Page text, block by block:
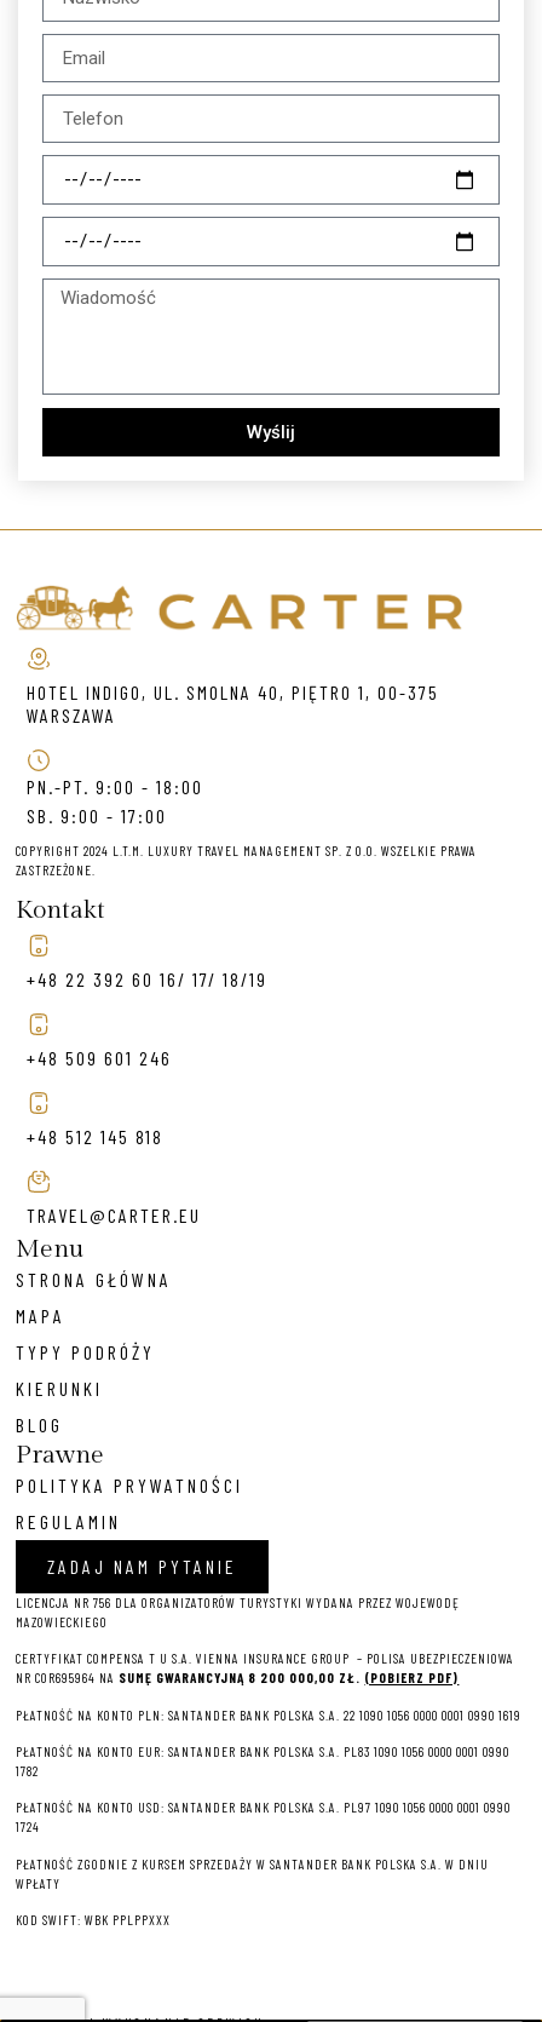
Wyślij
HOTEL INDIGO, UL. SMOLNA 40, PIĘTRO 1, 00-375
WARSZAWA
PN.-PT. 9:00 - 18:00
SB. 9:00 - 17:00
COPYRIGHT 2024 L.T.M. LUXURY TRAVEL MANAGEMENT SP. Z O.O. WSZELKIE PRAWA
ZASTRZEŻONE.
Kontakt
+48 22 392 60 16/ 17/ 18/19
+48 509 601 246
+48 512 145 818
TRAVEL@CARTER.EU
Menu
STRONA GŁÓWNA
MAPA
TYPY PODRÓŻY
KIERUNKI
BLOG
Prawne
POLITYKA PRYWATNOŚCI
REGULAMIN
ZADAJ NAM PYTANIE
LICENCJA NR 756 DLA ORGANIZATORÓW TURYSTYKI WYDANA PRZEZ WOJEWODĘ
MAZOWIECKIEGO
CERTYFIKAT COMPENSA T U S.A. VIENNA INSURANCE GROUP – POLISA UBEZPIECZENIOWA
NR COR695964 NA SUMĘ GWARANCYJNĄ 8 200 000,00 ZŁ. (POBIERZ PDF)
PŁATNOŚĆ NA KONTO PLN: SANTANDER BANK POLSKA S.A. 22 1090 1056 0000 0001 0990 1619
PŁATNOŚĆ NA KONTO EUR: SANTANDER BANK POLSKA S.A. PL83 1090 1056 0000 0001 0990
1782
PŁATNOŚĆ NA KONTO USD: SANTANDER BANK POLSKA S.A. PL97 1090 1056 0000 0001 0990
1724
PŁATNOŚĆ ZGODNIE Z KURSEM SPRZEDAŻY W SANTANDER BANK POLSKA S.A. W DNIU
WPŁATY
KOD SWIFT: WBK PPLPPXXX